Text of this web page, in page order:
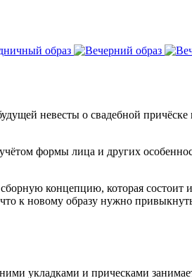
невесты о свадебной
формы лица и других
концепцию, которая
к новому образу нужно
укладками и прическами